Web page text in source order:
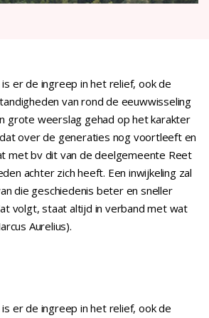
er de ingreep in het relief, ook de
van rond de eeuwwisseling
grote weerslag gehad op het karakter
over de generaties nog voortleeft en
met bv dit van de deelgemeente Reet
achter zich heeft. Een inwijkeling zal
die geschiedenis beter en sneller
volgt, staat altijd in verband met wat
Aurelius).
er de ingreep in het relief, ook de